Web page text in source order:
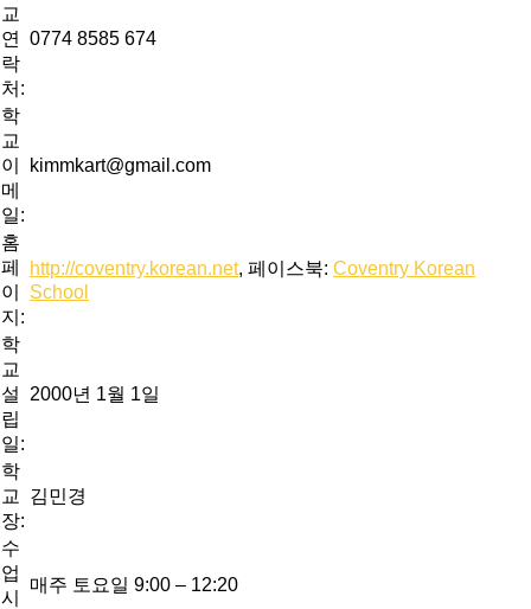
교
연
락
처:
0774 8585 674
학
교
이
메
일:
kimmkart@gmail.com
홈
페
이
지:
http://coventry.korean.net, 페이스북: Coventry Korean
School
학
교
설
립
일:
2000년 1월 1일
학
교
장:
김민경
수
업
시
매주 토요일 9:00 – 12:20